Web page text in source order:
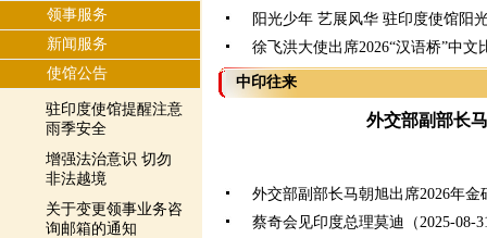
领事服务
新闻服务
使馆公告
驻印度使馆提醒注意
雨季安全
增强法治意识 切勿
非法越境
关于变更领事业务咨
询邮箱的通知
阳光少年 艺展风华 驻印度使馆阳
徐飞洪大使出席2026“汉语桥”中
中印往来
外交部副部长
外交部副部长马朝旭出席2026年
蔡奇会见印度总理莫迪（2025-08-